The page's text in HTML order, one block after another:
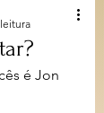
é Jon